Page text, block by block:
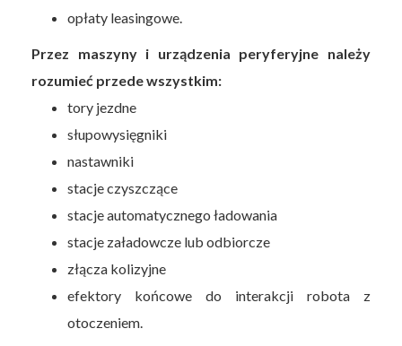
opłaty leasingowe.
Przez maszyny i urządzenia peryferyjne należy
rozumieć przede wszystkim:
tory jezdne
słupowysięgniki
nastawniki
stacje czyszczące
stacje automatycznego ładowania
stacje załadowcze lub odbiorcze
złącza kolizyjne
efektory końcowe do interakcji robota z
otoczeniem.